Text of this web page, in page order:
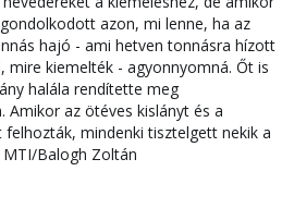
azon, mi lenne, ha az
hajó - ami hetven tonnásra hízott
mire kiemelték - agyonnyomná. Őt is
halála rendítette meg
Amikor az ötéves kislányt és a
mindenki tisztelgett nekik a
Balogh Zoltán